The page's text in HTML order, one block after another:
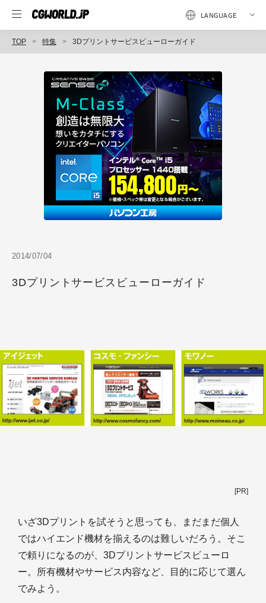
TOP 特集 3Dプリントサービスビューローガイド
2014/07/04
3Dプリントサービスビューローガイド
[PR]
いざ3Dプリントを試そうと思っても、まだまだ個人
ではハイエンド機材を揃えるのは難しいだろう。そこ
で頼りになるのが、3Dプリントサービスビューロ
ー。所有機材やサービス内容など、目的に応じて選ん
でみよう。